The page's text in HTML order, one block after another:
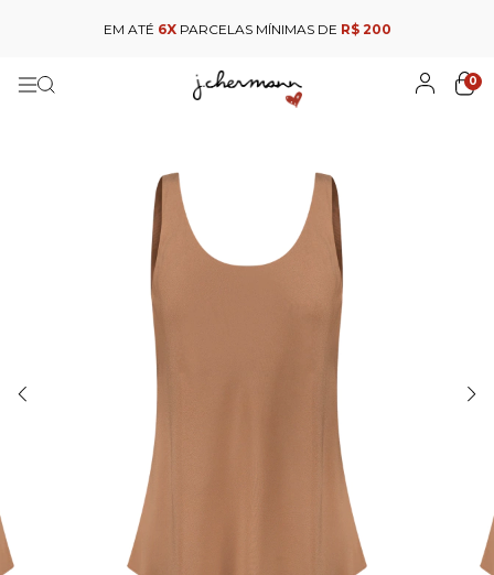
EM ATÉ 6XPARCELAS MÍNIMAS DE R$ 200
0